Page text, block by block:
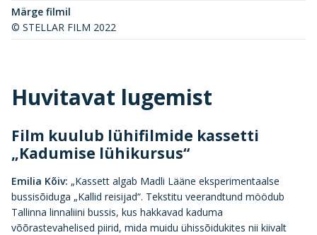
Märge filmil
© STELLAR FILM 2022
Huvitavat lugemist
Film kuulub lühifilmide kassetti
„Kadumise lühikursus“
Emilia Kõiv: „Kassett algab Madli Lääne eksperimentaalse
bussisõiduga „Kallid reisijad“. Tekstitu veerandtund möödub
Tallinna linnaliini bussis, kus hakkavad kaduma
võõrastevahelised piirid, mida muidu ühissõidukites nii kiivalt